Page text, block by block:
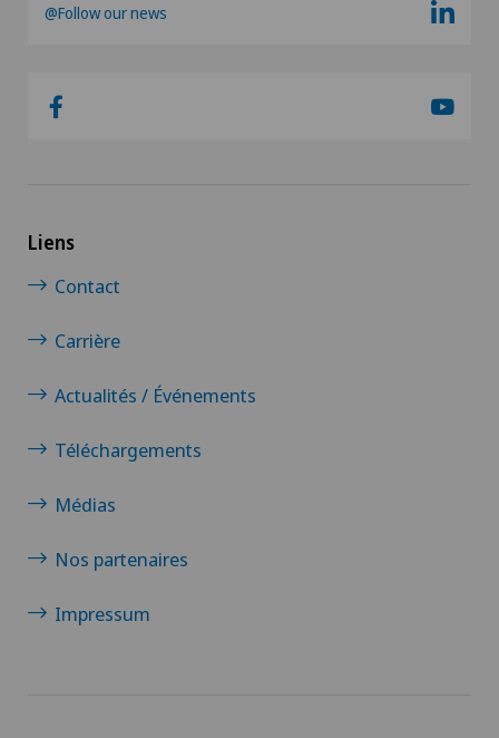
@Follow our news
Liens
Contact
Carrière
Actualités / Événements
Téléchargements
Médias
Nos partenaires
Impressum